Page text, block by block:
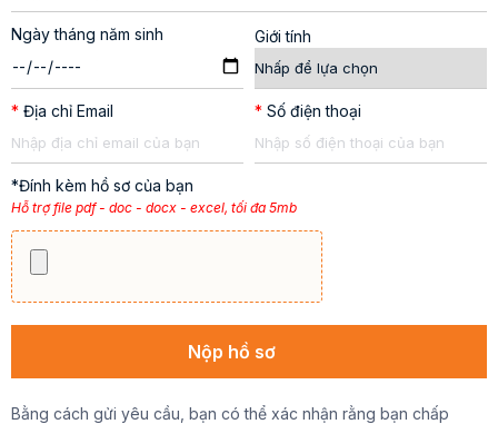
Ngày tháng năm sinh Giới tính
* Địa chỉ Email * Số điện thoại
*Đính kèm hồ sơ của bạn
Hỗ trợ file pdf - doc - docx - excel, tối đa 5mb
Bằng cách gửi yêu cầu, bạn có thể xác nhận rằng bạn chấp